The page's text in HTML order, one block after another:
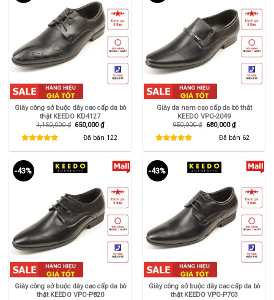
Giày công sở buộc dây cao cấp da bò
thật KEEDO KD4127
1,150,000₫ Giá
650,000₫Giá
hiện
tại
Đã bán 122
Giày da nam cao cấp da bò thật
KEEDO VPO-2049
950,000₫ Giá
680,000₫Giá
hiện
tại
Đã bán 62
-43%
Giày công sở buộc dây cao cấp da bò
thật KEEDO VPO-P820
-43%
Giày công sở buộc dây cao cấp da bò
thật KEEDO VPO-P703